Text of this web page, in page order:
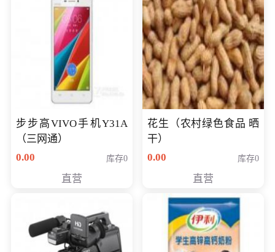
步步高VIVO手机Y31A
（三网通）
0.00
库存0
直营
花生（农村绿色食品 晒
干）
0.00
库存0
直营